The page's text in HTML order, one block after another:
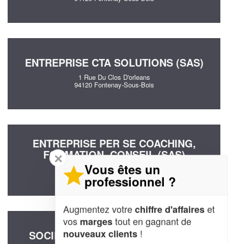
ENTREPRISE CTA SOLUTIONS (SAS)
1 Rue Du Clos D'orleans
94120 Fontenay-Sous-Bois
ENTREPRISE PER SE COACHING,
FORMATION, CONSEIL (SAS)
9 Rue Du Clos D'orleans
94120 Fontenay-Sous-Bois
SOCIÉTÉ FIDECO CONSEIL (SARL)
✕
Vous êtes un
professionnel ?
Augmentez votrechiffre d'affaireset
vos margestout en gagnant de
nouveaux clients !